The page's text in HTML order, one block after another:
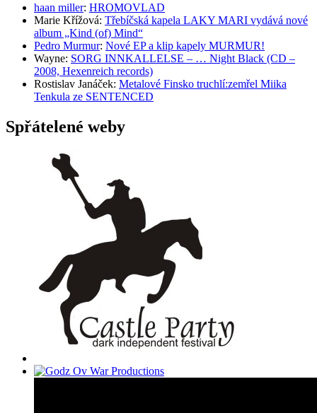
haan miller: HROMOVLAD
Marie Křížová: Třebíčská kapela LAKY MARI vydává nové
album „Kind (of) Mind“
Pedro Murmur: Nové EP a klip kapely MURMUR!
Wayne: SORG INNKALLELSE – … Night Black (CD –
2008, Hexenreich records)
Rostislav Janáček: Metalové Finsko truchlí:zemřel Miika
Tenkula ze SENTENCED
Spřátelené weby